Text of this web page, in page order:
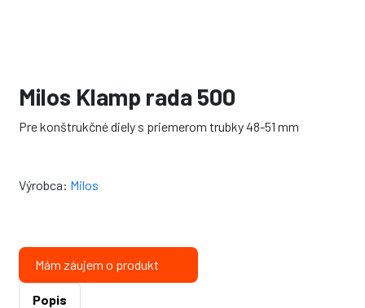
Milos Klamp rada 500
Pre konštrukčné diely s priemerom trubky 48-51 mm
Výrobca: Milos
Mám záujem o produkt
Popis